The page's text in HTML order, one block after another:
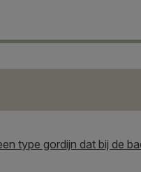
type gordijn dat bij de